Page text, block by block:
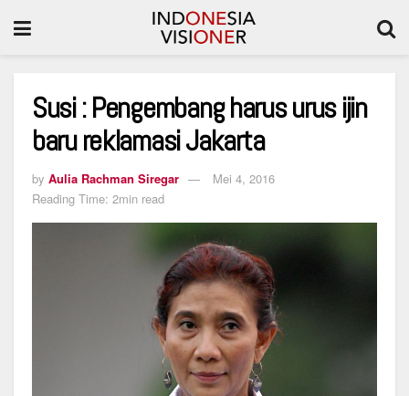
Susi : Pengembang harus urus ijin
baru reklamasi Jakarta
by Aulia Rachman Siregar
Mei 4, 2016
Reading Time: 2min read